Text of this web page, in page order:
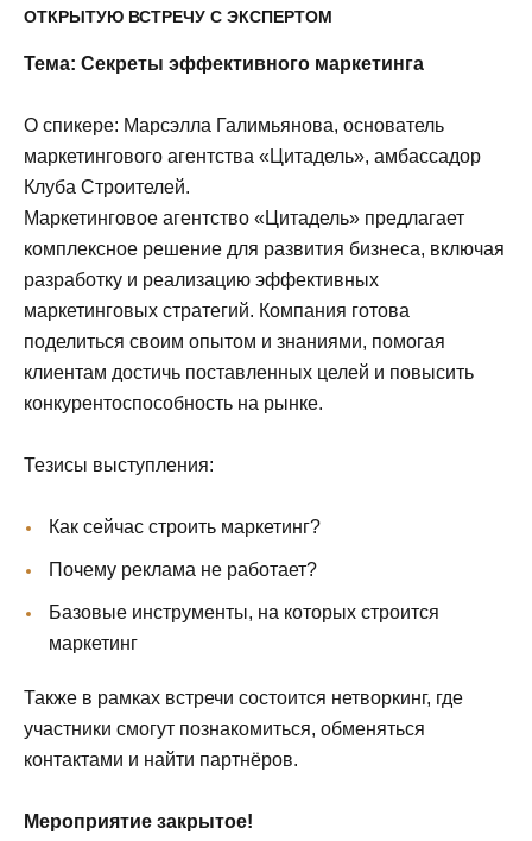
ОТКРЫТУЮ ВСТРЕЧУ С ЭКСПЕРТОМ
Тема: Секреты эффективного маркетинга
О спикере: Марсэлла Галимьянова, основатель
маркетингового агентства «Цитадель», амбассадор
Клуба Строителей.
Маркетинговое агентство «Цитадель» предлагает
комплексное решение для развития бизнеса, включая
разработку и реализацию эффективных
маркетинговых стратегий. Компания готова
поделиться своим опытом и знаниями, помогая
клиентам достичь поставленных целей и повысить
конкурентоспособность на рынке.
Тезисы выступления:
Как сейчас строить маркетинг?
Почему реклама не работает?
Базовые инструменты, на которых строится
маркетинг
Также в рамках встречи состоится нетворкинг, где
участники смогут познакомиться, обменяться
контактами и найти партнёров.
Мероприятие закрытое!